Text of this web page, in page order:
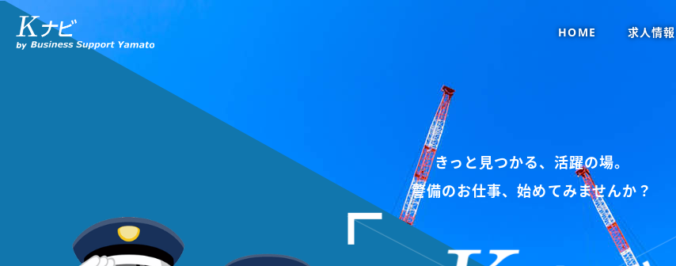
HOME 求人情報
きっと見つかる、活躍の場。
警備のお仕事、始めてみませんか？